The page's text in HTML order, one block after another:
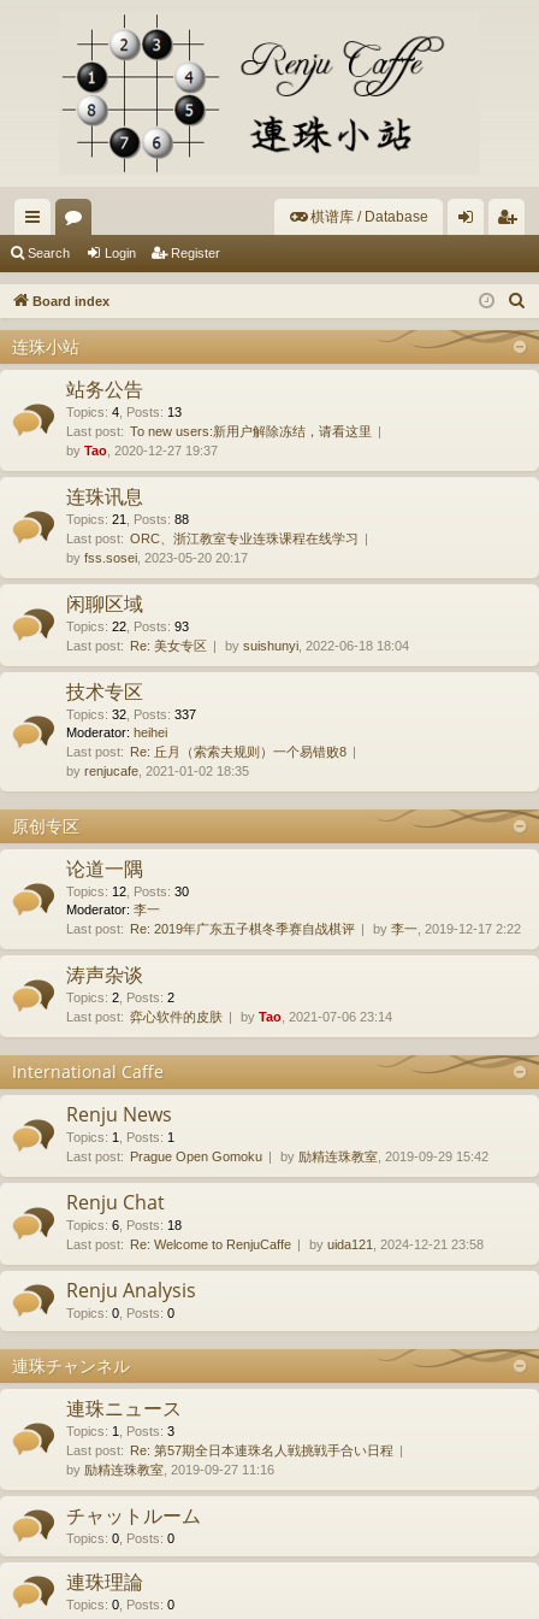
ui
ck
ks
or
u
s
棋谱库 / Database
in ist
Search Login Register
Board index
连珠小站
站务公告
Topics: 4 Posts: 13
Last post: To new users:新用户解除冻结，请看这里
by Tao , 2020-12-27 19:37
连珠讯息
Topics: 21 Posts: 88
Last post: ORC、浙江教室专业连珠课程在线学习
by fss.sosei , 2023-05-20 20:17
闲聊区域
Topics: 22 Posts: 93
Last post: Re: 美女专区 by suishunyi , 2022-06-18 18:04
技术专区
Topics: 32 Posts: 337
Moderator: heihei
Last post: Re: 丘月（索索夫规则）一个易错败8
by renjucafe , 2021-01-02 18:35
原创专区
论道一隅
Topics: 12 Posts: 30
Moderator: 李一
Last post: Re: 2019年广东五子棋冬季赛自战棋评 by 李一 , 2019-12-17 2:22
涛声杂谈
Topics: 2 Posts: 2
Last post: 弈心软件的皮肤 by Tao , 2021-07-06 23:14
International Caffe
Renju News
Topics: 1 Posts: 1
Last post: Prague Open Gomoku by 励精连珠教室 , 2019-09-29 15:42
Renju Chat
Topics: 6 Posts: 18
Last post: Re: Welcome to RenjuCaffe by uida121 , 2024-12-21 23:58
Renju Analysis
Topics: 0 Posts: 0
連珠チャンネル
連珠ニュース
Topics: 1 Posts: 3
Last post: Re: 第57期全日本連珠名人戦挑戦手合い日程
by 励精连珠教室 , 2019-09-27 11:16
チャットルーム
Topics: 0 Posts: 0
連珠理論
Topics: 0 Posts: 0